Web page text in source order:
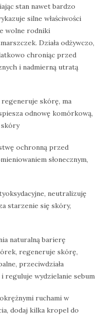
stan nawet bardzo
silne właściwości
wolne rodniki
Działa odżywczo,
chroniąc przed
i nadmierną utratą
skórę, ma
odnowę komórkową,
skóry
ochronną przed
słonecznym,
neutralizuję
starzenie się skóry,
naturalną barierę
regeneruje skórę,
przeciwdziała
reguluje wydzielanie sebum
ruchami w
dodaj kilka kropel do